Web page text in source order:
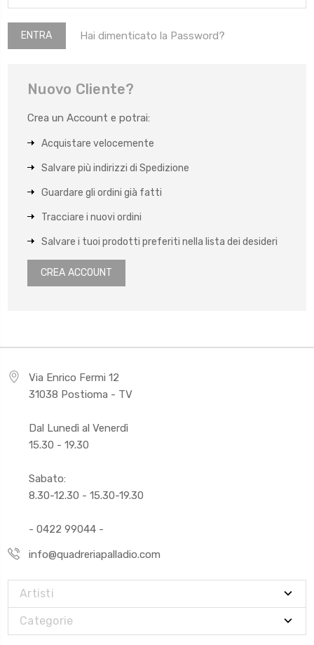
Hai dimenticato la Password?
Nuovo Cliente?
Crea un Account e potrai:
Acquistare velocemente
Salvare più indirizzi di Spedizione
Guardare gli ordini già fatti
Tracciare i nuovi ordini
Salvare i tuoi prodotti preferiti nella lista dei desideri
CREA ACCOUNT
Via Enrico Fermi 12
31038 Postioma - TV
Dal Lunedì al Venerdì
15.30 - 19.30
Sabato:
8.30-12.30 - 15.30-19.30
- 0422 99044 -
info@quadreriapalladio.com
Artisti
Categorie